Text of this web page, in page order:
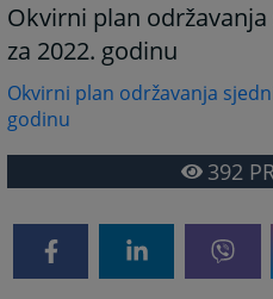
Okvirni plan održavanja
za 2022. godinu
Okvirni plan održavanja
godinu
392